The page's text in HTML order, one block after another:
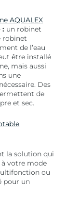
AQUALEX
: un robinet
robinet
de l’eau
être installé
mais aussi
une
Des
de
et sec.
la solution qui
votre mode
ou
pour un